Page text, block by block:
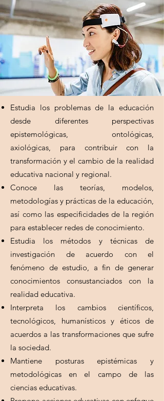
Estudia los problemas de la educación
desde diferentes perspectivas
epistemológicas, ontológicas,
axiológicas, para contribuir con la
transformación y el cambio de la realidad
educativa nacional y regional.
Conoce las teorías, modelos,
metodologías y prácticas de la educación,
así como las especificidades de la región
para establecer redes de conocimiento.
Estudia los métodos y técnicas de
investigación de acuerdo con el
fenómeno de estudio, a fin de generar
conocimientos consustanciados con la
realidad educativa.
Interpreta los cambios científicos,
tecnológicos, humanísticos y éticos de
acuerdos a las transformaciones que sufre
la sociedad.
Mantiene posturas epistémicas y
metodológicas en el campo de las
ciencias educativas.